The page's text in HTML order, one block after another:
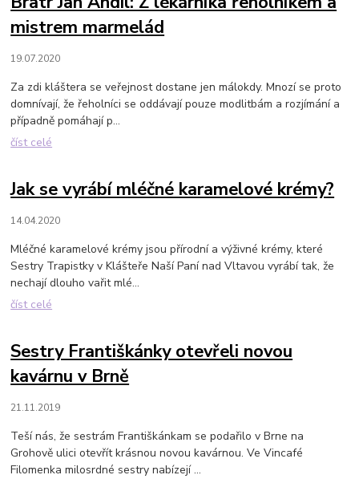
mistrem marmelád
19.07.2020
Za zdi kláštera se veřejnost dostane jen málokdy. Mnozí se proto
domnívají, že řeholníci se oddávají pouze modlitbám a rozjímání a
případně pomáhají p...
číst celé
Jak se vyrábí mléčné karamelové krémy?
14.04.2020
Mléčné karamelové krémy jsou přírodní a výživné krémy, které
Sestry Trapistky v Klášteře Naší Paní nad Vltavou vyrábí tak, že
nechají dlouho vařit mlé...
číst celé
Sestry Františkánky otevřeli novou
kavárnu v Brně
21.11.2019
Teší nás, že sestrám Františkánkam se podařilo v Brne na
Grohově ulici otevřít krásnou novou kavárnou. Ve Vincafé
Filomenka milosrdné sestry nabízejí ...